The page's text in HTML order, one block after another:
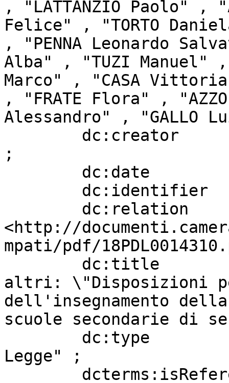
, "LATTANZIO Paolo" ,
Felice" , "TORTO
, "PENNA Leonardo
Alba" , "TUZI Manuel" ,
Marco" , "CASA Vittoria"
, "FRATE Flora" ,
Alessandro" ,
;
<http://
mpati/pdf/
altri: \"Disposizioni
dell'insegnamento
scuole secondarie di
Legge" ;